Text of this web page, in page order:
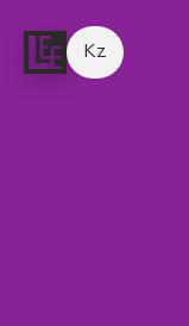
Kz